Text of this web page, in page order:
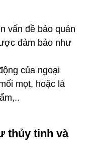
vấn đề bảo quản
đảm bảo như
của ngoại
mọt, hoặc là
thủy tinh và